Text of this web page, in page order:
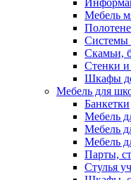
Мебель
Системы
Скамьи,
Стенки и
Шкафы
Мебель для
Банкетки
Мебель
Мебель
Мебель
Парты,
Стулья